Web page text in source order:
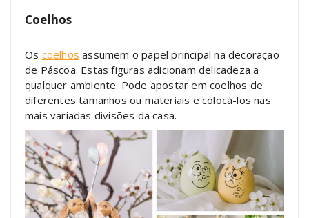
Coelhos
Os coelhos assumem o papel principal na decoração
de Páscoa. Estas figuras adicionam delicadeza a
qualquer ambiente. Pode apostar em coelhos de
diferentes tamanhos ou materiais e colocá-los nas
mais variadas divisões da casa.